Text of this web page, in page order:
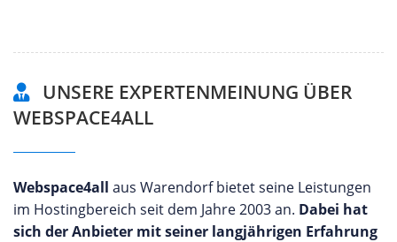
UNSERE EXPERTENMEINUNG ÜBER
WEBSPACE4ALL
Webspace4all aus Warendorf bietet seine Leistungen
im Hostingbereich seit dem Jahre 2003 an. Dabei hat
sich der Anbieter mit seiner langjährigen Erfahrung